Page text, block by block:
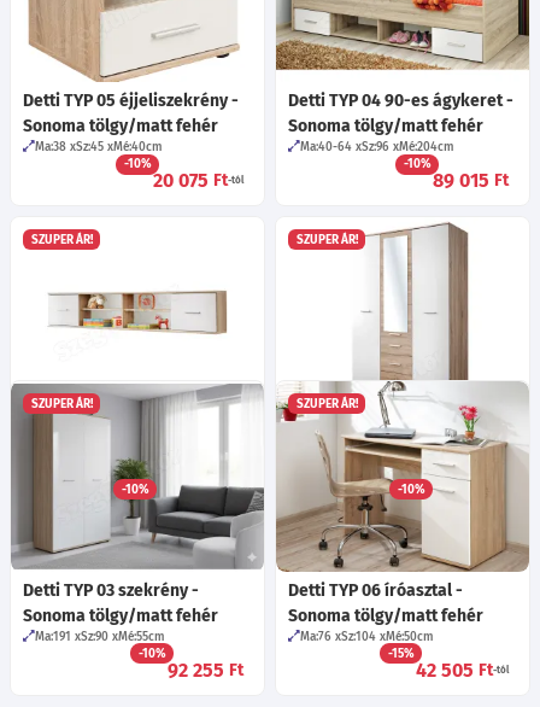
Detti TYP 05 éjjeliszekrény -
Sonoma tölgy/matt fehér
Ma:38 Sz:45 Mé:40cm
-10%
20 075 Ft-tól
Detti TYP 04 90-es ágykeret -
Sonoma tölgy/matt fehér
Ma:40-64 Sz:96 Mé:204cm
-10%
89 015 Ft
SZUPER ÁR!
Detti TYP 07 polc - Sonoma
Mé:25cm
-10%
36 545Ft
SZUPER ÁR!
Detti TYP 01 szekrény -
Sonoma tölgy/matt fehér
Ma:191 Mé:55cm
-10%
172 355
SZUPER ÁR!
Detti TYP 03 szekrény -
Sonoma tölgy/matt fehér
Ma:191 Sz:90 Mé:55cm
-10%
92 255 Ft
SZUPER ÁR!
Detti TYP 06 íróasztal -
Sonoma tölgy/matt fehér
Ma:76 Sz:104 Mé:50cm
-15%
42 505 Ft-tól